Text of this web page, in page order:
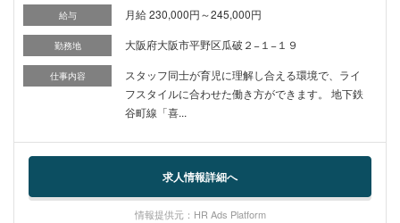
給与 月給 230,000円～245,000円
勤務地 大阪府大阪市平野区瓜破２−１−１９
仕事内容
スタッフ同士が育児に理解し合える環境で、ライ
フスタイルに合わせた働き方ができます。 地下鉄
谷町線「喜...
求人情報詳細へ
情報提供元：HR Ads Platform